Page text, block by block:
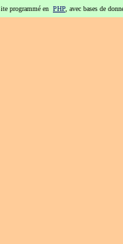
programmé en PHP , avec bases de